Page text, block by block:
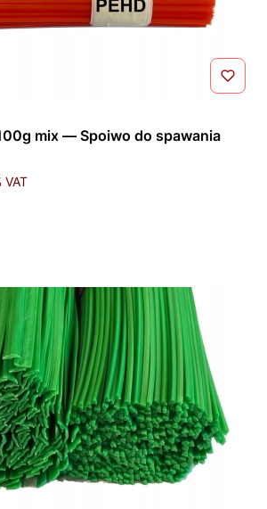
mix — Spoiwo do spawania
VAT